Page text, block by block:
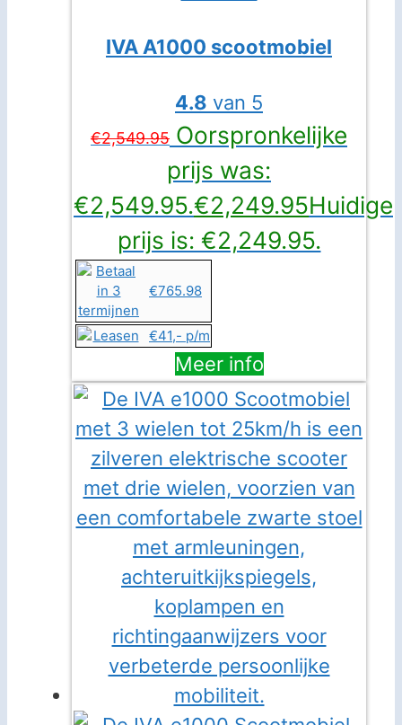
IVA A1000 scootmobiel
4.8 van 5
€2,549.95 Oorspronkelijke
prijs was:
€2,549.95.€2,249.95Huidige
prijs is: €2,249.95.
€765.98
€41,- p/m
Meer info